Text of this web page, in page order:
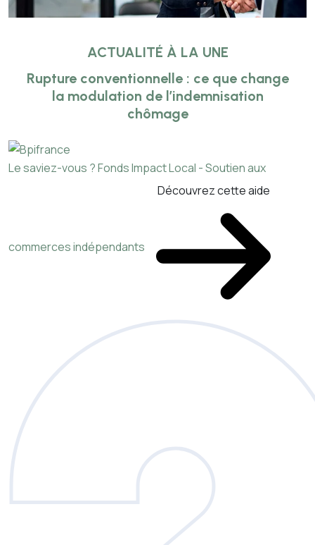
ACTUALITÉ À LA UNE
Rupture conventionnelle : ce que change
la modulation de l’indemnisation
chômage
Le saviez-vous ?Fonds Impact Local - Soutien aux
commerces indépendants
Découvrez cette aide